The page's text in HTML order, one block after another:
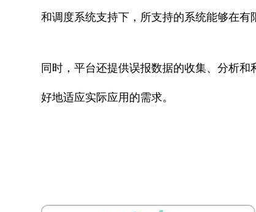
和调度系统支持下，所支持的系统能够在有
同时，平台还提供误报数据的收集、分析
好地适应实际应用的需求。